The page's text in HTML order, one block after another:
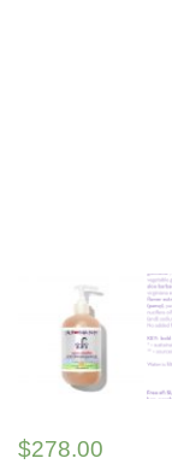
$278.00